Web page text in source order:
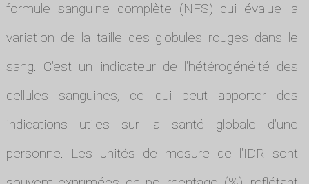
formule sanguine complète (NFS) qui évalue la
variation de la taille des globules rouges dans le
sang. C'est un indicateur de l'hétérogénéité des
cellules sanguines, ce qui peut apporter des
indications utiles sur la santé globale d'une
personne. Les unités de mesure de l'IDR sont